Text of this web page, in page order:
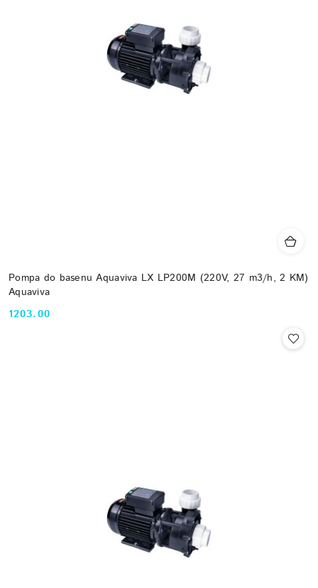
Pompa do basenu Aquaviva LX LP200M (220V, 27 m3/h, 2 KM)
Aquaviva
Cena:
1203.00